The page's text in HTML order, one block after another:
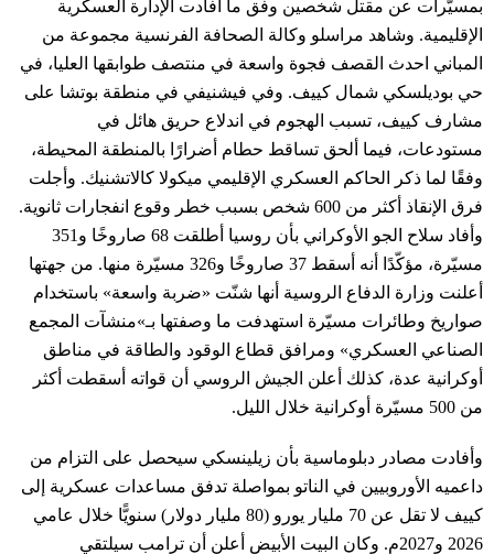
بمسيّرات عن مقتل شخصين وفق ما أفادت الإدارة العسكرية
الإقليمية. وشاهد مراسلو وكالة الصحافة الفرنسية مجموعة من
المباني احدث القصف فجوة واسعة في منتصف طوابقها العليا، في
حي بوديلسكي شمال كييف. وفي فيشنيفي في منطقة بوتشا على
مشارف كييف، تسبب الهجوم في اندلاع حريق هائل في
مستودعات، فيما ألحق تساقط حطام أضرارًا بالمنطقة المحيطة،
وفقًا لما ذكر الحاكم العسكري الإقليمي ميكولا كالاتشنيك. وأجلت
فرق الإنقاذ أكثر من 600 شخص بسبب خطر وقوع انفجارات ثانوية.
وأفاد سلاح الجو الأوكراني بأن روسيا أطلقت 68 صاروخًا و351
مسيّرة، مؤكّدًا أنه أسقط 37 صاروخًا و326 مسيّرة منها. من جهتها
أعلنت وزارة الدفاع الروسية أنها شنّت «ضربة واسعة» باستخدام
صواريخ وطائرات مسيّرة استهدفت ما وصفتها بـ»منشآت المجمع
الصناعي العسكري» ومرافق قطاع الوقود والطاقة في مناطق
أوكرانية عدة، كذلك أعلن الجيش الروسي أن قواته أسقطت أكثر
من 500 مسيّرة أوكرانية خلال الليل.
وأفادت مصادر دبلوماسية بأن زيلينسكي سيحصل على التزام من
داعميه الأوروبيين في الناتو بمواصلة تدفق مساعدات عسكرية إلى
كييف لا تقل عن 70 مليار يورو (80 مليار دولار) سنويًّا خلال عامي
2026 و2027م. وكان البيت الأبيض أعلن أن ترامب سيلتقي